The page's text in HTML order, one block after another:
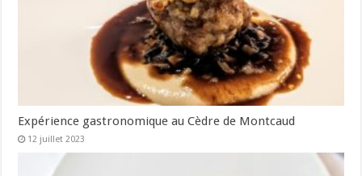
Expérience gastronomique au Cèdre de Montcaud
12 juillet 2023